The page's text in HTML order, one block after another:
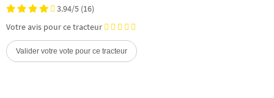
3.94/5 (16)
Votre avis pour ce tracteur